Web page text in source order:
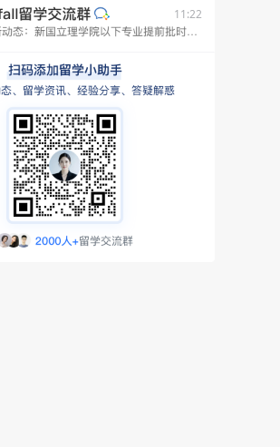
11:22